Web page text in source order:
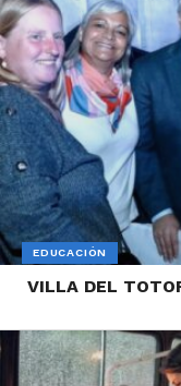
EDUCACIÓN
VILLA DEL